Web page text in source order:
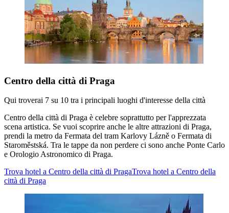
Centro della città di Praga
Qui troverai 7 su 10 tra i principali luoghi d'interesse della città
Centro della città di Praga è celebre soprattutto per l'apprezzata
scena artistica. Se vuoi scoprire anche le altre attrazioni di Praga,
prendi la metro da Fermata del tram Karlovy Lázně o Fermata di
Staroměstská. Tra le tappe da non perdere ci sono anche Ponte Carlo
e Orologio Astronomico di Praga.
Trova hotel a Centro della città di PragaTrova hotel a Centro della
città di Praga